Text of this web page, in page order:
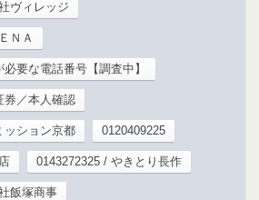
ヴィレッジ
ＮＡ
要な電話番号【調査中】
券／本人確認
ッション京都 0120409225
0143272325 / やきとり長作
飯塚商事